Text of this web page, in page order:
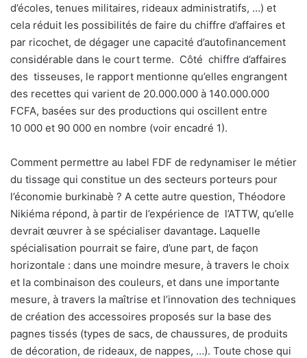
d’écoles, tenues militaires, rideaux administratifs, …) et
cela réduit les possibilités de faire du chiffre d’affaires et
par ricochet, de dégager une capacité d’autofinancement
considérable dans le court terme. Côté chiffre d’affaires
des tisseuses, le rapport mentionne qu’elles engrangent
des recettes qui varient de 20.000.000 à 140.000.000
FCFA, basées sur des productions qui oscillent entre
10 000 et 90 000 en nombre (voir encadré 1).
Comment permettre au label FDF de redynamiser le métier
du tissage qui constitue un des secteurs porteurs pour
l’économie burkinabè ? A cette autre question, Théodore
Nikiéma répond, à partir de l’expérience de l’ATTW, qu’elle
devrait œuvrer à se spécialiser davantage. Laquelle
spécialisation pourrait se faire, d’une part, de façon
horizontale : dans une moindre mesure, à travers le choix
et la combinaison des couleurs, et dans une importante
mesure, à travers la maîtrise et l’innovation des techniques
de création des accessoires proposés sur la base des
pagnes tissés (types de sacs, de chaussures, de produits
de décoration, de rideaux, de nappes, …). Toute chose qui